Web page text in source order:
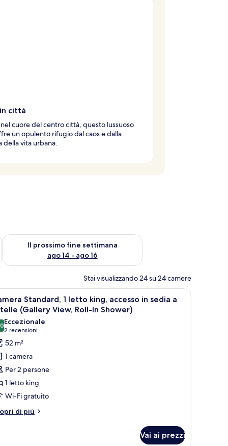
città
cuore del centro città, questo lussuoso
un opulento rifugio dal caos e dalla
della vita urbana.
ago 7 - ago 9
Il prossimo fine settimana
ago 14 - ago 16
Verifica la disponibilità per il prossimo fine settimana, ago 14
Stai visualizzando 24 su 24 camere
con ripiano integrato e opere d'arte appese al muro.
Una moderna camera d'albergo con un letto
6
Standard, 1 letto king, accesso in sedia a
(Gallery View, Roll-In Shower)
su 10
Eccezionale
2 recensioni
(2
recensioni)
52 m²
1 camera
Per 2 persone
1 letto king
Wi-Fi gratuito
di più
Vai ai prezzi